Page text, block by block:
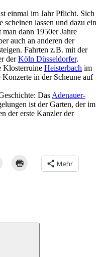
einmal im Jahr Pflicht. Sich
scheinen lassen und dazu ein
dann 1950er Jahre
auch an anderen der
Fahrten z.B. mit der
derKöln Düsseldorfer.
Klosterruine Heisterbach im
in der Scheune auf
Das Adenauer-
ist der Garten, der im
der erste Kanzler der
Mehr